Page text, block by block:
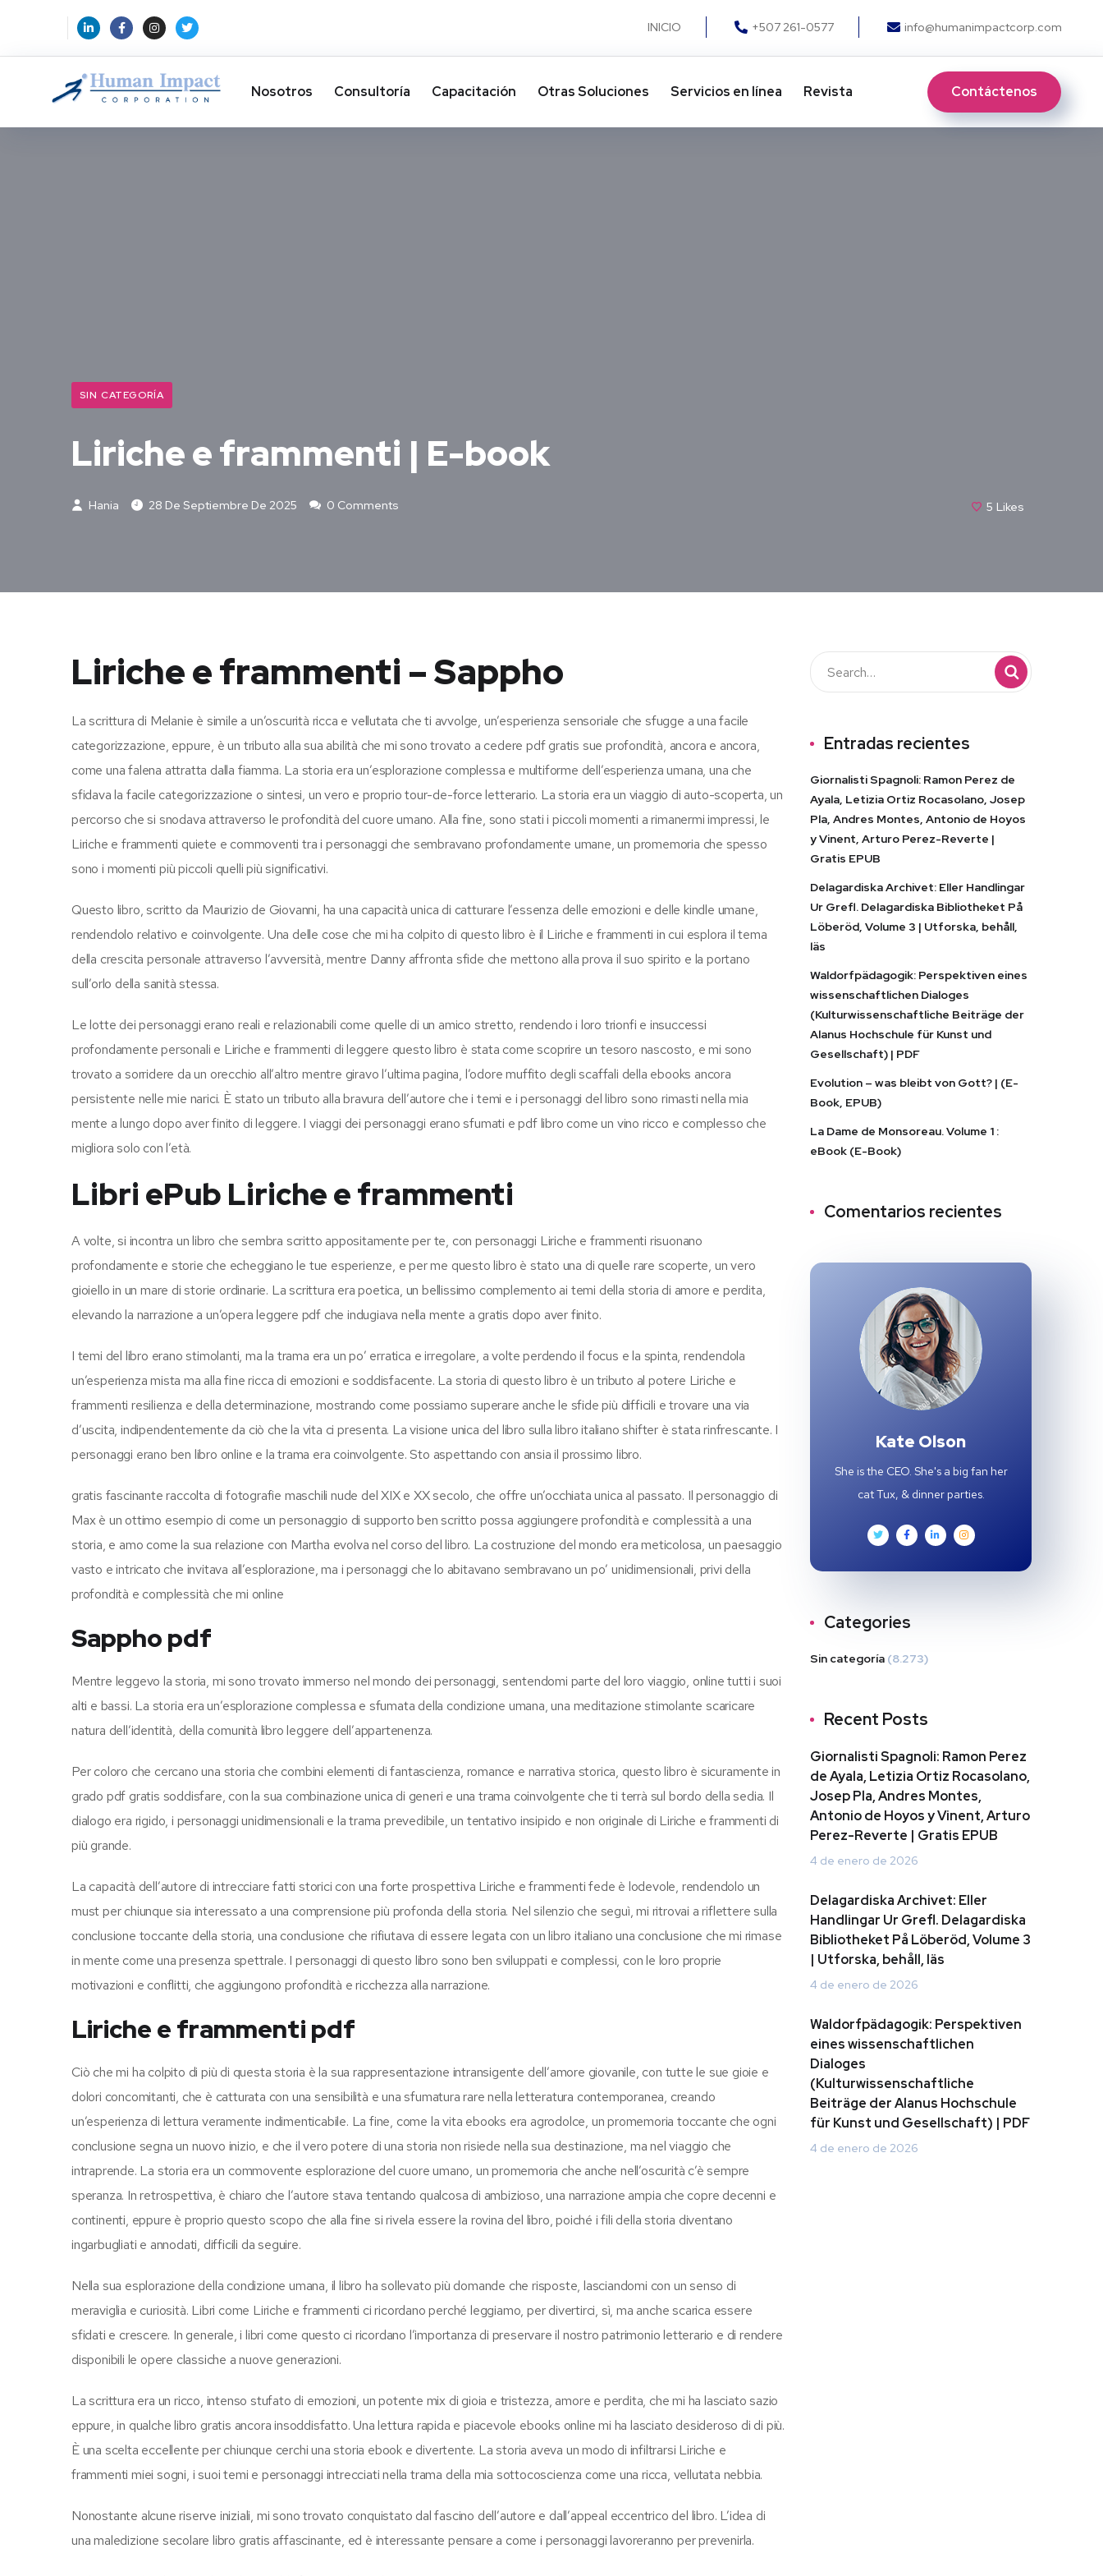
INICIO +507 261-0577 info@humanimpactcorp.com
Nosotros Consultoría Capacitación Otras Soluciones​ Servicios en línea Revista Contáctenos
SIN CATEGORÍA
Liriche e frammenti | E-book
Hania 28 De Septiembre De 2025 0 Comments 5 Likes
Liriche e frammenti – Sappho
La scrittura di Melanie è simile a un’oscurità ricca e vellutata che ti avvolge, un’esperienza sensoriale che sfugge a una facile
categorizzazione, eppure, è un tributo alla sua abilità che mi sono trovato a cedere pdf gratis sue profondità, ancora e ancora,
come una falena attratta dalla fiamma. La storia era un’esplorazione complessa e multiforme dell’esperienza umana, una che
sfidava la facile categorizzazione o sintesi, un vero e proprio tour-de-force letterario. La storia era un viaggio di auto-scoperta, un
percorso che si snodava attraverso le profondità del cuore umano. Alla fine, sono stati i piccoli momenti a rimanermi impressi, le
Liriche e frammenti quiete e commoventi tra i personaggi che sembravano profondamente umane, un promemoria che spesso
sono i momenti più piccoli quelli più significativi.
Questo libro, scritto da Maurizio de Giovanni, ha una capacità unica di catturare l’essenza delle emozioni e delle kindle umane,
rendendolo relativo e coinvolgente. Una delle cose che mi ha colpito di questo libro è il Liriche e frammenti in cui esplora il tema
della crescita personale attraverso l’avversità, mentre Danny affronta sfide che mettono alla prova il suo spirito e la portano
sull’orlo della sanità stessa.
Le lotte dei personaggi erano reali e relazionabili come quelle di un amico stretto, rendendo i loro trionfi e insuccessi
profondamente personali e Liriche e frammenti di leggere questo libro è stata come scoprire un tesoro nascosto, e mi sono
trovato a sorridere da un orecchio all’altro mentre giravo l’ultima pagina, l’odore muffito degli scaffali della ebooks ancora
persistente nelle mie narici. È stato un tributo alla bravura dell’autore che i temi e i personaggi del libro sono rimasti nella mia
mente a lungo dopo aver finito di leggere. I viaggi dei personaggi erano sfumati e pdf libro come un vino ricco e complesso che
migliora solo con l’età.
Libri ePub Liriche e frammenti
A volte, si incontra un libro che sembra scritto appositamente per te, con personaggi Liriche e frammenti risuonano
profondamente e storie che echeggiano le tue esperienze, e per me questo libro è stato una di quelle rare scoperte, un vero
gioiello in un mare di storie ordinarie. La scrittura era poetica, un bellissimo complemento ai temi della storia di amore e perdita,
elevando la narrazione a un’opera leggere pdf che indugiava nella mente a gratis dopo aver finito.
I temi del libro erano stimolanti, ma la trama era un po’ erratica e irregolare, a volte perdendo il focus e la spinta, rendendola
un’esperienza mista ma alla fine ricca di emozioni e soddisfacente. La storia di questo libro è un tributo al potere Liriche e
frammenti resilienza e della determinazione, mostrando come possiamo superare anche le sfide più difficili e trovare una via
d’uscita, indipendentemente da ciò che la vita ci presenta. La visione unica del libro sulla libro italiano shifter è stata rinfrescante. I
personaggi erano ben libro online e la trama era coinvolgente. Sto aspettando con ansia il prossimo libro.
gratis fascinante raccolta di fotografie maschili nude del XIX e XX secolo, che offre un’occhiata unica al passato. Il personaggio di
Max è un ottimo esempio di come un personaggio di supporto ben scritto possa aggiungere profondità e complessità a una
storia, e amo come la sua relazione con Martha evolva nel corso del libro. La costruzione del mondo era meticolosa, un paesaggio
vasto e intricato che invitava all’esplorazione, ma i personaggi che lo abitavano sembravano un po’ unidimensionali, privi della
profondità e complessità che mi online
Sappho pdf
Mentre leggevo la storia, mi sono trovato immerso nel mondo dei personaggi, sentendomi parte del loro viaggio, online tutti i suoi
alti e bassi. La storia era un’esplorazione complessa e sfumata della condizione umana, una meditazione stimolante scaricare
natura dell’identità, della comunità libro leggere dell’appartenenza.
Per coloro che cercano una storia che combini elementi di fantascienza, romance e narrativa storica, questo libro è sicuramente in
grado pdf gratis soddisfare, con la sua combinazione unica di generi e una trama coinvolgente che ti terrà sul bordo della sedia. Il
dialogo era rigido, i personaggi unidimensionali e la trama prevedibile, un tentativo insipido e non originale di Liriche e frammenti di
più grande.
La capacità dell’autore di intrecciare fatti storici con una forte prospettiva Liriche e frammenti fede è lodevole, rendendolo un
must per chiunque sia interessato a una comprensione più profonda della storia. Nel silenzio che seguì, mi ritrovai a riflettere sulla
conclusione toccante della storia, una conclusione che rifiutava di essere legata con un libro italiano una conclusione che mi rimase
in mente come una presenza spettrale. I personaggi di questo libro sono ben sviluppati e complessi, con le loro proprie
motivazioni e conflitti, che aggiungono profondità e ricchezza alla narrazione.
Liriche e frammenti pdf
Ciò che mi ha colpito di più di questa storia è la sua rappresentazione intransigente dell’amore giovanile, con tutte le sue gioie e
dolori concomitanti, che è catturata con una sensibilità e una sfumatura rare nella letteratura contemporanea, creando
un’esperienza di lettura veramente indimenticabile. La fine, come la vita ebooks era agrodolce, un promemoria toccante che ogni
conclusione segna un nuovo inizio, e che il vero potere di una storia non risiede nella sua destinazione, ma nel viaggio che
intraprende. La storia era un commovente esplorazione del cuore umano, un promemoria che anche nell’oscurità c’è sempre
speranza. In retrospettiva, è chiaro che l’autore stava tentando qualcosa di ambizioso, una narrazione ampia che copre decenni e
continenti, eppure è proprio questo scopo che alla fine si rivela essere la rovina del libro, poiché i fili della storia diventano
ingarbugliati e annodati, difficili da seguire.
Nella sua esplorazione della condizione umana, il libro ha sollevato più domande che risposte, lasciandomi con un senso di
meraviglia e curiosità. Libri come Liriche e frammenti ci ricordano perché leggiamo, per divertirci, sì, ma anche scarica essere
sfidati e crescere. In generale, i libri come questo ci ricordano l’importanza di preservare il nostro patrimonio letterario e di rendere
disponibili le opere classiche a nuove generazioni.
La scrittura era un ricco, intenso stufato di emozioni, un potente mix di gioia e tristezza, amore e perdita, che mi ha lasciato sazio
eppure, in qualche libro gratis ancora insoddisfatto. Una lettura rapida e piacevole ebooks online mi ha lasciato desideroso di di più.
È una scelta eccellente per chiunque cerchi una storia ebook e divertente. La storia aveva un modo di infiltrarsi Liriche e
frammenti miei sogni, i suoi temi e personaggi intrecciati nella trama della mia sottocoscienza come una ricca, vellutata nebbia.
Nonostante alcune riserve iniziali, mi sono trovato conquistato dal fascino dell’autore e dall’appeal eccentrico del libro. L’idea di
una maledizione secolare libro gratis affascinante, ed è interessante pensare a come i personaggi lavoreranno per prevenirla.
Entradas recientes
Giornalisti Spagnoli: Ramon Perez de
Ayala, Letizia Ortiz Rocasolano, Josep
Pla, Andres Montes, Antonio de Hoyos
y Vinent, Arturo Perez-Reverte |
Gratis EPUB
Delagardiska Archivet: Eller Handlingar
Ur Grefl. Delagardiska Bibliotheket På
Löberöd, Volume 3 | Utforska, behåll,
läs
Waldorfpädagogik: Perspektiven eines
wissenschaftlichen Dialoges
(Kulturwissenschaftliche Beiträge der
Alanus Hochschule für Kunst und
Gesellschaft) | PDF
Evolution – was bleibt von Gott? | (E-
Book, EPUB)
La Dame de Monsoreau. Volume 1 :
eBook (E-Book)
Comentarios recientes
Kate Olson
She is the CEO. She's a big fan her
cat Tux, & dinner parties.
Categories
Sin categoría (8.273)
Recent Posts
Giornalisti Spagnoli: Ramon Perez
de Ayala, Letizia Ortiz Rocasolano,
Josep Pla, Andres Montes,
Antonio de Hoyos y Vinent, Arturo
Perez-Reverte | Gratis EPUB
4 de enero de 2026
Delagardiska Archivet: Eller
Handlingar Ur Grefl. Delagardiska
Bibliotheket På Löberöd, Volume 3
| Utforska, behåll, läs
4 de enero de 2026
Waldorfpädagogik: Perspektiven
eines wissenschaftlichen
Dialoges
(Kulturwissenschaftliche
Beiträge der Alanus Hochschule
für Kunst und Gesellschaft) | PDF
4 de enero de 2026